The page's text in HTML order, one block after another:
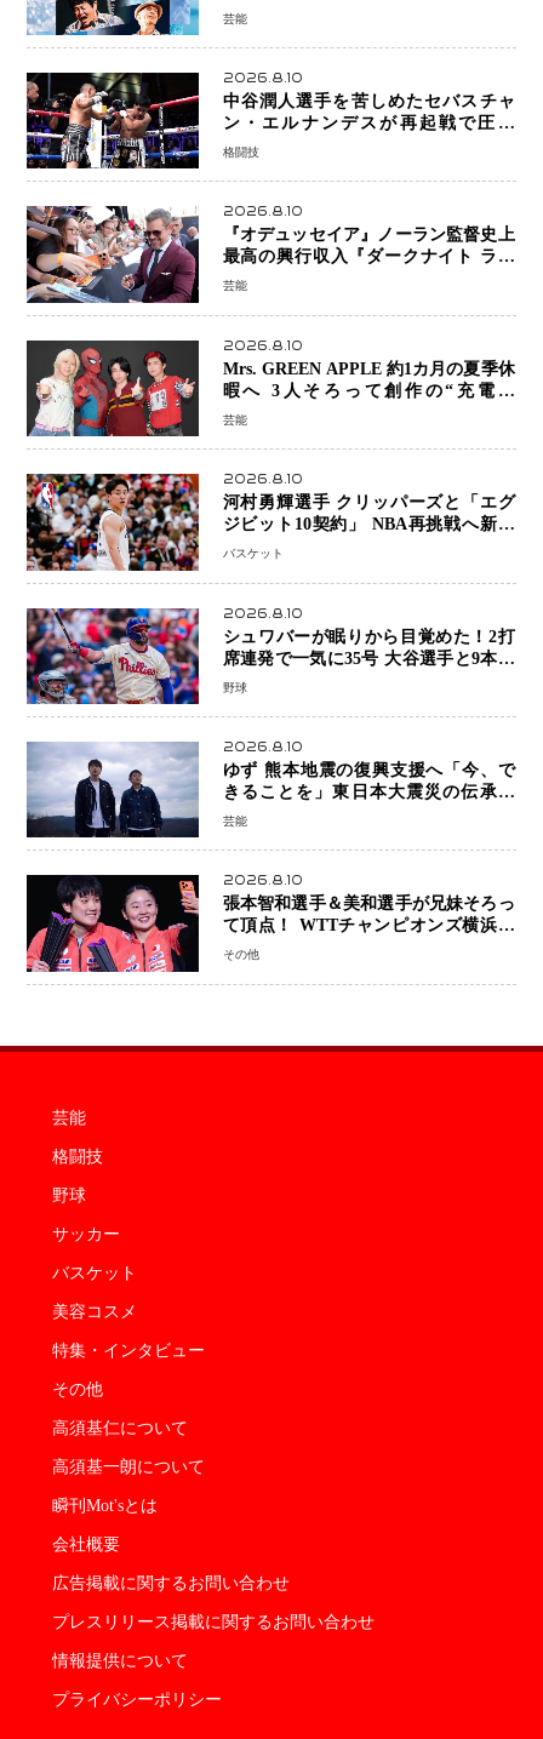
芸能
2026.8.10
中谷潤人選手を苦しめたセバスチャ
ン・エルナンデスが再起戦で圧巻
KO 2回で相手を沈める…次戦は亀田
格闘技
2026.8.10
『オデュッセイア』ノーラン監督史上
最高の興行収入『ダークナイト ライ
ジング』超え、世界で11億ドル突破
芸能
2026.8.10
Mrs. GREEN APPLE 約1カ月の夏季休
暇へ 3人そろって創作の“充電期
間”「自分らしいインプットを」
芸能
2026.8.10
河村勇輝選手 クリッパーズと「エグ
ジビット10契約」 NBA再挑戦へ新た
な一歩、八村塁選手との共闘にも期待
バスケット
2026.8.10
シュワバーが眠りから目覚めた！2打
席連発で一気に35号 大谷選手と9本差
に 本塁打王争いで単独トップ浮上
野球
2026.8.10
ゆず 熊本地震の復興支援へ「今、で
きることを」東日本大震災の伝承歌
「幾重」ライブ音源を配信、収益を全
芸能
2026.8.10
張本智和選手＆美和選手が兄妹そろっ
て頂点！ WTTチャンピオンズ横浜で
史上初の快挙 2人で約1264万円の優
その他
芸能
格闘技
野球
サッカー
バスケット
美容コスメ
特集・インタビュー
その他
高須基仁について
高須基一朗について
瞬刊Mot'sとは
会社概要
広告掲載に関するお問い合わせ
プレスリリース掲載に関するお問い合わせ
情報提供について
プライバシーポリシー